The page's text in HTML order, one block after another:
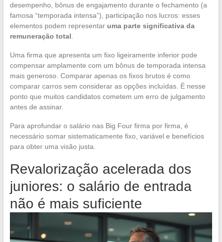
desempenho, bônus de engajamento durante o fechamento (a
famosa “temporada intensa”), participação nos lucros: esses
elementos podem representar uma parte significativa da
remuneração total
Uma firma que apresenta um fixo ligeiramente inferior pode
compensar amplamente com um bônus de temporada intensa
mais generoso. Comparar apenas os fixos brutos é como
comparar carros sem considerar as opções incluídas. É nesse
ponto que muitos candidatos cometem um erro de julgamento
antes de assinar.
Para aprofundar o salário nas Big Four firma por firma, é
necessário somar sistematicamente fixo, variável e benefícios
para obter uma visão justa.
Revalorização acelerada dos
juniores: o salário de entrada
não é mais suficiente